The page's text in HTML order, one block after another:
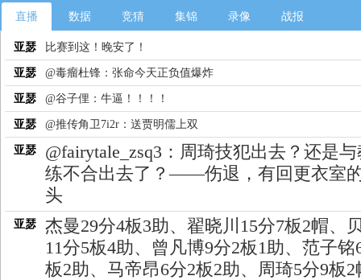
直播 数据 竞猜 集锦 录像 战报
亚瑟 比赛到这！晚安了！
亚瑟 @毒瘤杜锋：张命今天正负值爆炸
亚瑟 @谷子俚：牛逼！！！！
亚瑟 @推传角卫7i2r：送贾明儒上双
亚瑟
@fairytale_zsq3：周琦技犯出去？还是
练不合出去了？——伤退，有回更衣室
头
亚瑟
杰曼29分4板3助、翟晓川15分7板2帽、
11分5板4助、曾凡博9分2板1助、范子铭
板2助、马帝昂6分2板2助、周琦5分9板2